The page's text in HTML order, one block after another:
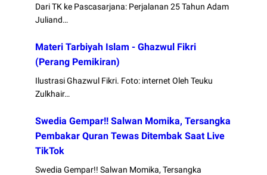
Dari TK ke Pascasarjana: Perjalanan 25 Tahun Adam
Juliand…
Materi Tarbiyah Islam - Ghazwul Fikri
(Perang Pemikiran)
Ilustrasi Ghazwul Fikri. Foto: internet Oleh Teuku
Zulkhair…
Swedia Gempar!! Salwan Momika, Tersangka
Pembakar Quran Tewas Ditembak Saat Live
TikTok
Swedia Gempar!! Salwan Momika, Tersangka